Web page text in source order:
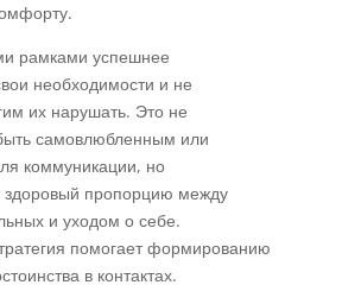
рамками успешнее
необходимости и не
их нарушать. Это не
самовлюбленным или
коммуникации, но
здоровый пропорцию между
и уходом о себе.
помогает формированию
в контактах.